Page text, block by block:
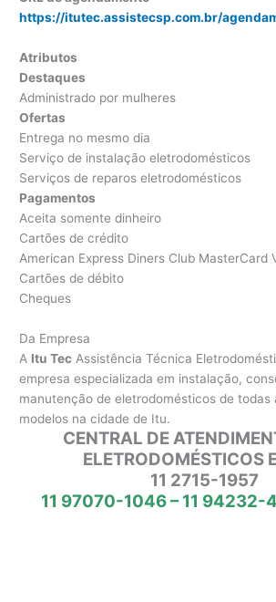
https://itutec.assistecsp.com.br/
Atributos
Destaques
Administrado por mulheres
Ofertas
Entrega no mesmo dia
Serviço de instalação eletrodomésticos
Serviços de reparos eletrodomésticos
Pagamentos
Aceita somente dinheiro
Cartões de crédito
American Express Diners Club MasterCard
Cartões de débito
Cheques
Da Empresa
A Itu Tec Assistência Técnica
empresa especializada em instalação,
manutenção de eletrodomésticos de todas
modelos na cidade de Itu.
CENTRAL DE
ELETRODOMÉSTICOS
11 2715-1957
11 97070-1046 – 11 94232-